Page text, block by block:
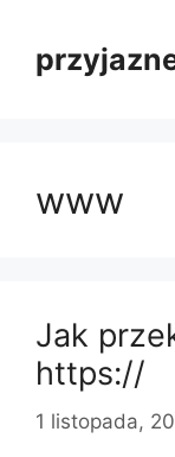
treści
www
Jak
https://
1 listopada,